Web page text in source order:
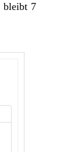
bleibt 7